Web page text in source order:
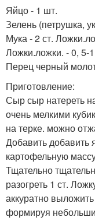
Яйцо - 1 шт.
Зелень (петрушка,
Мука - 2 ст.
Ложки.ложки. - 0, 5-
Перец черный
Приготовление:
Сыр сыр натереть
очень мелкими
на терке. можно
Добавить добавить
картофельную
Тщательно
разогреть 1 ст.
аккуратно
формируя